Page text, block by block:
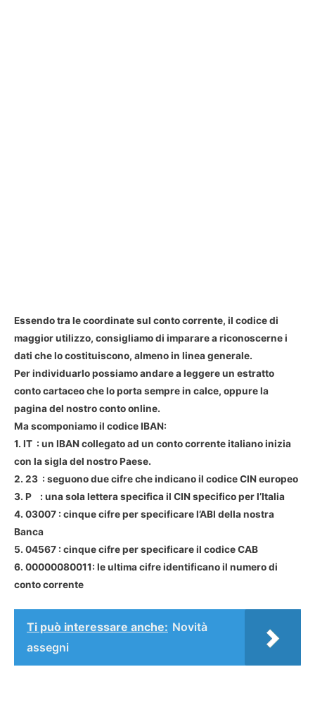
Essendo tra le coordinate sul conto corrente, il codice di
maggior utilizzo, consigliamo di imparare a riconoscerne i
dati che lo costituiscono, almeno in linea generale.
Per individuarlo possiamo andare a leggere un estratto
conto cartaceo che lo porta sempre in calce, oppure la
pagina del nostro conto online.
Ma scomponiamo il codice IBAN:
1. IT : un IBAN collegato ad un conto corrente italiano inizia
con la sigla del nostro Paese.
2. 23 : seguono due cifre che indicano il codice CIN europeo
3. P : una sola lettera specifica il CIN specifico per l’Italia
4. 03007 : cinque cifre per specificare l’ABI della nostra
Banca
5. 04567 : cinque cifre per specificare il codice CAB
6. 00000080011: le ultima cifre identificano il numero di
conto corrente
Ti può interessare anche: Novità
assegni